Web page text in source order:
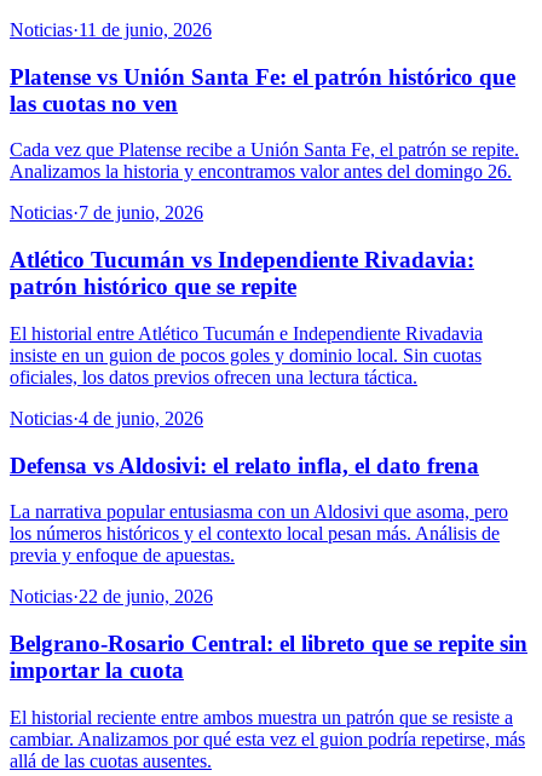
Noticias·11 de junio, 2026
Platense vs Unión Santa Fe: el patrón histórico que
las cuotas no ven
Cada vez que Platense recibe a Unión Santa Fe, el patrón se repite.
Analizamos la historia y encontramos valor antes del domingo 26.
Noticias·7 de junio, 2026
Atlético Tucumán vs Independiente Rivadavia:
patrón histórico que se repite
El historial entre Atlético Tucumán e Independiente Rivadavia
insiste en un guion de pocos goles y dominio local. Sin cuotas
oficiales, los datos previos ofrecen una lectura táctica.
Noticias·4 de junio, 2026
Defensa vs Aldosivi: el relato infla, el dato frena
La narrativa popular entusiasma con un Aldosivi que asoma, pero
los números históricos y el contexto local pesan más. Análisis de
previa y enfoque de apuestas.
Noticias·22 de junio, 2026
Belgrano-Rosario Central: el libreto que se repite sin
importar la cuota
El historial reciente entre ambos muestra un patrón que se resiste a
cambiar. Analizamos por qué esta vez el guion podría repetirse, más
allá de las cuotas ausentes.